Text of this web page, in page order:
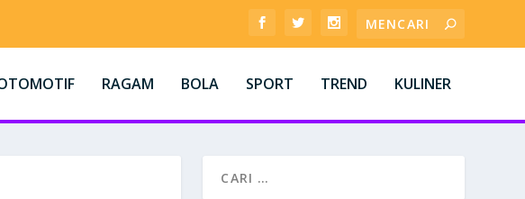
RAGAM BOLA SPORT TREND KULINER